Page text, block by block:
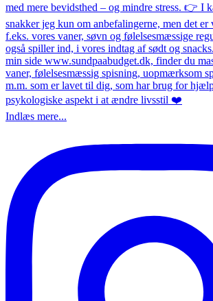
Indlæs mere...